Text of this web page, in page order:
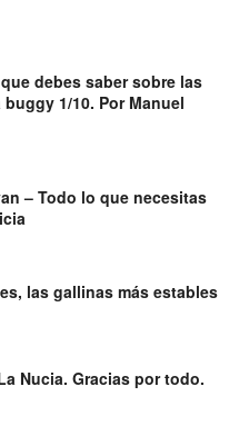
debes saber sobre las
1/10. Por Manuel
– Todo lo que necesitas
las gallinas más estables
Nucia. Gracias por todo.